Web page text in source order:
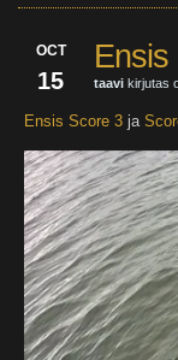
OCT
15
Ensis
taavi kirjutas
Ensis Score 3 ja